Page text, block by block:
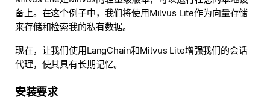
备上。在这个例子中，我们将使用Milvus Lite作为向量存储
来存储和检索我的私有数据。
现在，让我们使用LangChain和Milvus Lite增强我们的会话
代理，使其具有长期记忆。
安装要求